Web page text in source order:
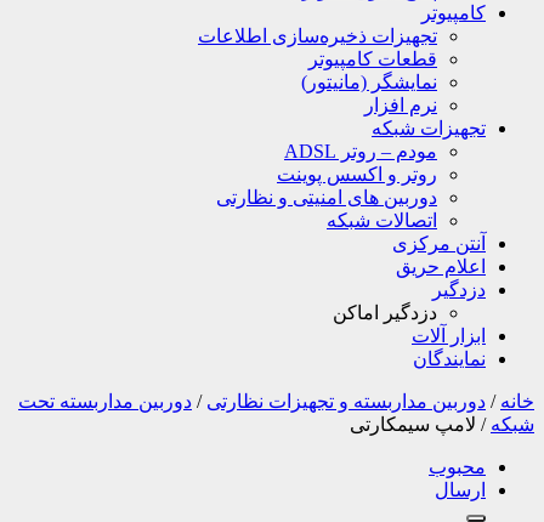
کامپیوتر
تجهیزات ذخیره‌سازی اطلاعات
قطعات کامپیوتر
نمایشگر (مانیتور)
نرم افزار
تجهیزات شبکه
مودم – روتر ADSL
روتر و اکسس پوینت
دوربین های امنیتی و نظارتی
اتصالات شبکه
آنتن مرکزی
اعلام حریق
دزدگیر
دزدگیر اماکن
ابزار آلات
نمایندگان
خانه / دوربین مداربسته و تجهیزات نظارتی / دوربین مداربسته تحت
شبکه / لامپ سیمکارتی
محبوب
ارسال